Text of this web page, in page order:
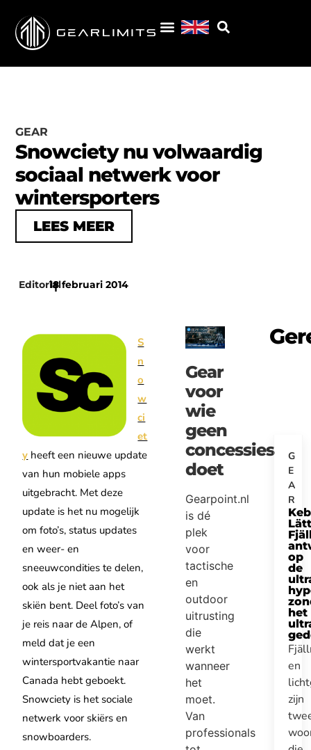
GEAR
Snowciety nu volwaardig
sociaal netwerk voor
wintersporters
LEES MEER
Editorial
|
18 februari 2014
S
n
o
w
ci
et
y heeft een nieuwe update
van hun mobiele apps
uitgebracht. Met deze
update is het nu mogelijk
om foto’s, status updates
en weer- en
sneeuwcondities te delen,
ook als je niet aan het
skiën bent. Deel foto’s van
je reis naar de Alpen, of
meld dat je een
wintersportvakantie naar
Canada hebt geboekt.
Snowciety is het sociale
netwerk voor skiërs en
snowboarders.
Gear
voor
wie
geen
concessies
doet
Gearpoint.nl
is dé
plek
voor
tactische
en
outdoor
uitrusting
die
werkt
wanneer
het
moet.
Van
professionals
G
E
A
R
Keb
op
de
het
en
zijn